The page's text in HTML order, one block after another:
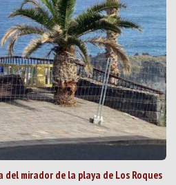
del mirador de la playa de Los Roques